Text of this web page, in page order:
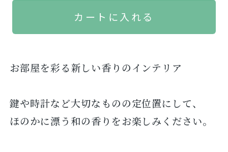
お部屋を彩る新しい香りのインテリア
鍵や時計など大切なものの定位置にして、
ほのかに漂う和の香りをお楽しみください。